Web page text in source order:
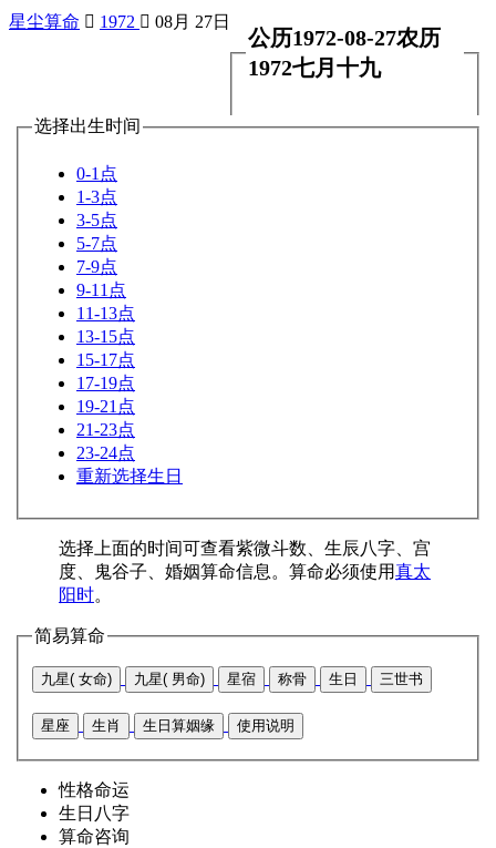
星尘算命  1972  08月 27日
公历1972-08-27农历
1972七月十九
选择出生时间
0-1点
1-3点
3-5点
5-7点
7-9点
9-11点
11-13点
13-15点
15-17点
17-19点
19-21点
21-23点
23-24点
重新选择生日
选择上面的时间可查看紫微斗数、生辰八字、宫
度、鬼谷子、婚姻算命信息。算命必须使用真太
阳时。
简易算命
九星( 女命) 九星( 男命) 星宿 称骨 生日 三世书
星座 生肖 生日算姻缘 使用说明
性格命运
生日八字
算命咨询